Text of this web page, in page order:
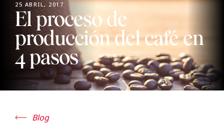
25 ABRIL, 2017
El proceso de
producción del café en
4 pasos
Blog